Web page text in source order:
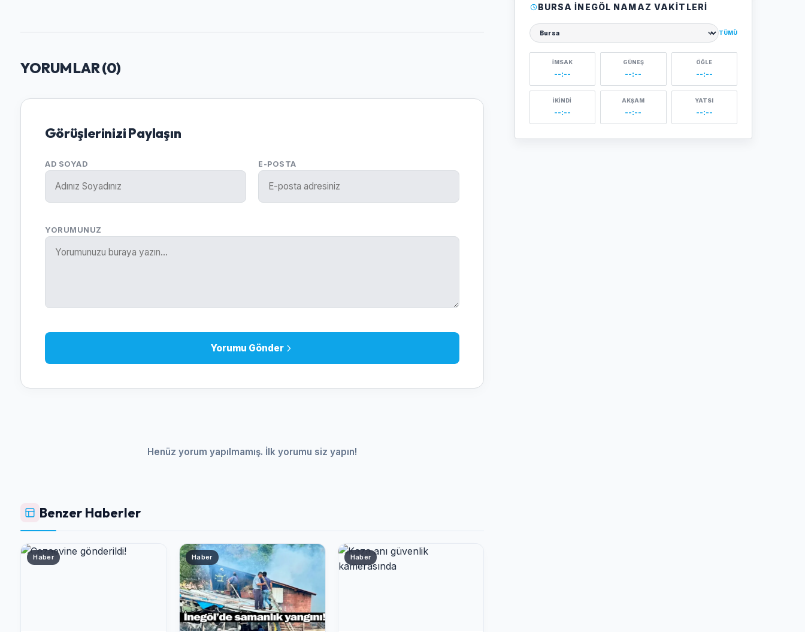
YORUMLAR (0)
Görüşlerinizi Paylaşın
AD SOYAD E-POSTA
YORUMUNUZ
Yorumu Gönder
Henüz yorum yapılmamış. İlk yorumu siz yapın!
Benzer Haberler
Haber Haber Haber
BURSA İNEGÖL NAMAZ VAKITLERI
Şehir seçin
TÜMÜ
İMSAK
--:--
GÜNEŞ
--:--
ÖĞLE
--:--
İKINDI
--:--
AKŞAM
--:--
YATSI
--:--